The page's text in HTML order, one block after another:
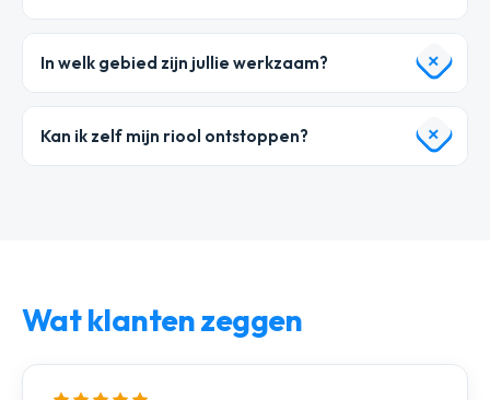
In welk gebied zijn jullie werkzaam?
Kan ik zelf mijn riool ontstoppen?
Wat klanten zeggen